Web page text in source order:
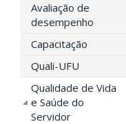
Avaliação de
desempenho
Capacitação
Quali-UFU
Qualidade de Vida
e Saúde do
Servidor